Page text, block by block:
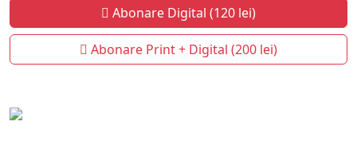
Abonare Digital (120 lei)
Abonare Print + Digital (200 lei)